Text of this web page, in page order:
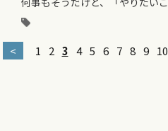
< 1 2 3 4 5 6 7 8 9 10